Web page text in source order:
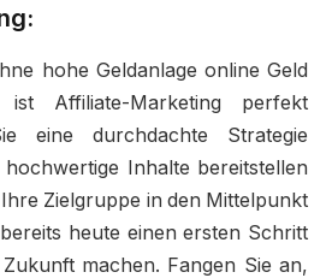
hohe Geldanlage online Geld
ist Affiliate-Marketing perfekt
eine durchdachte Strategie
Inhalte bereitstellen
Zielgruppe in den Mittelpunkt
heute einen ersten Schritt
machen. Fangen Sie an,